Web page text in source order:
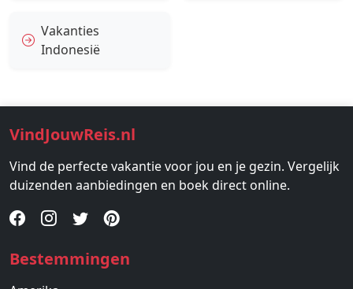
Vakanties
Indonesië
VindJouwReis.nl
Vind de perfecte vakantie voor jou en je gezin. Vergelijk
duizenden aanbiedingen en boek direct online.
Bestemmingen